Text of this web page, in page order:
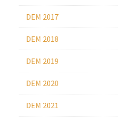
DEM 2017
DEM 2018
DEM 2019
DEM 2020
DEM 2021